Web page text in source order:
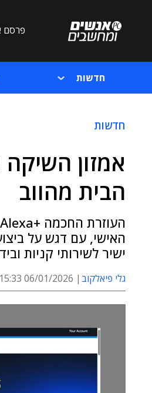
פרסם
חדשות
חדשות
הבית מהווב
האישי, עם דגש על
ישיר לשירותי קניות
גלי פיאלקוב 06/01/2026 15:33